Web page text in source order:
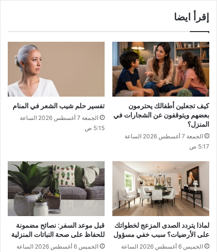
إقرأ ايضا
كيف تجعلين أطفالك يحترمون
بعضهم ويتوقفون عن الشجارات في
المنزل؟
الجمعة 7 أغسطس 2026 الساعة
5:17 ص
تفسير حلم شيب الشعر في المنام
الجمعة 7 أغسطس 2026 الساعة
5:15 ص
لماذا يتردد الصدى المزعج لخطواتك
على الأرضيات؟ سبب خفي مسؤول
الخميس 6 أغسطس 2026 الساعة
قبل موعد السفر: نصائح مضمونة
للحفاظ على صحة النباتات المنزلية
الخميس 6 أغسطس 2026 الساعة